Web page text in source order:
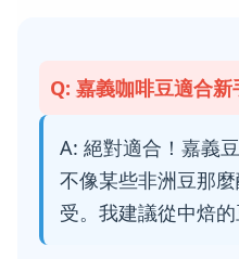
Q: 嘉義咖啡豆適合新
A: 絕對適合！嘉義
不像某些非洲豆那
受。我建議從中焙的